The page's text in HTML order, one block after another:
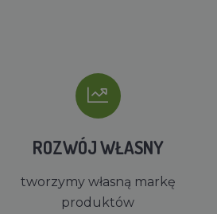
ROZWÓJ WŁASNY
tworzymy własną markę
produktów